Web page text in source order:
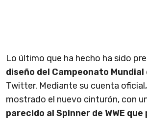
Lo último que ha hecho ha sido
diseño del Campeonato Mundial
Twitter. Mediante su cuenta
mostrado el nuevo cinturón, con
parecido al Spinner de WWE